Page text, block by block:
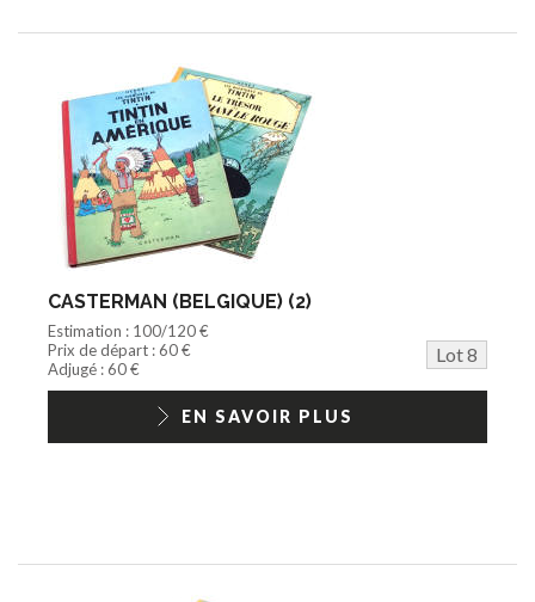
CASTERMAN (BELGIQUE) (2)
Estimation : 100/120 €
Prix de départ : 60 €
Lot 8
Adjugé : 60 €
EN SAVOIR PLUS